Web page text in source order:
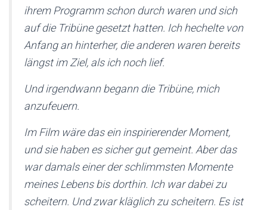
ihrem Programm schon durch waren und sich
auf die Tribüne gesetzt hatten. Ich hechelte von
Anfang an hinterher, die anderen waren bereits
längst im Ziel, als ich noch lief.
Und irgendwann begann die Tribüne, mich
anzufeuern.
Im Film wäre das ein inspirierender Moment,
und sie haben es sicher gut gemeint. Aber das
war damals einer der schlimmsten Momente
meines Lebens bis dorthin. Ich war dabei zu
scheitern. Und zwar kläglich zu scheitern. Es ist